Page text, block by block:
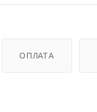
ОПЛАТА